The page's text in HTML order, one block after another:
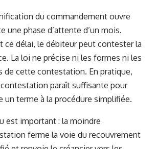
du commandement ouvre
une phase d’attente d’un mois.
ce délai, le débiteur peut contester la
La loi ne précise ni les formes ni les
de cette contestation. En pratique,
paraît suffisante pour
un terme à la procédure simplifiée.
est important : la moindre
ferme la voie du recouvrement